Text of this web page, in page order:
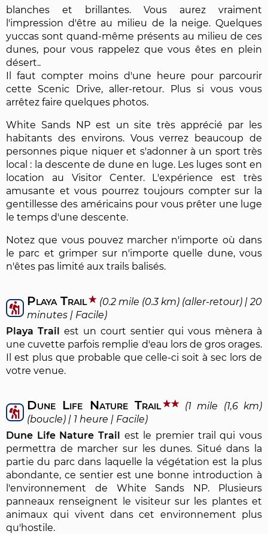
blanches et brillantes. Vous aurez vraiment
l'impression d'être au milieu de la neige. Quelques
yuccas sont quand-même présents au milieu de ces
dunes, pour vous rappelez que vous êtes en plein
désert..
Il faut compter moins d'une heure pour parcourir
cette Scenic Drive, aller-retour. Plus si vous vous
arrêtez faire quelques photos.
White Sands NP est un site très apprécié par les
habitants des environs. Vous verrez beaucoup de
personnes pique niquer et s'adonner à un sport très
local : la descente de dune en luge. Les luges sont en
location au Visitor Center. L'expérience est très
amusante et vous pourrez toujours compter sur la
gentillesse des américains pour vous prêter une luge
le temps d'une descente.
Notez que vous pouvez marcher n'importe où dans
le parc et grimper sur n'importe quelle dune, vous
n'êtes pas limité aux trails balisés.
Playa Trail
(0.2 mile (0.3 km) (aller-retour) | 20
minutes | Facile)
Playa Trail est un court sentier qui vous mènera à
une cuvette parfois remplie d'eau lors de gros orages.
Il est plus que probable que celle-ci soit à sec lors de
votre venue.
Dune Life Nature Trail
(1 mile (1,6 km)
(boucle) | 1 heure | Facile)
Dune Life Nature Trail est le premier trail qui vous
permettra de marcher sur les dunes. Situé dans la
partie du parc dans laquelle la végétation est la plus
abondante, ce sentier est une bonne introduction à
l'environnement de White Sands NP. Plusieurs
panneaux renseignent le visiteur sur les plantes et
animaux qui vivent dans cet environnement plus
qu'hostile.